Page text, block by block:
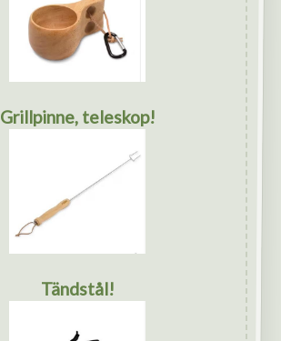
Grillpinne, teleskop!
Tändstål!